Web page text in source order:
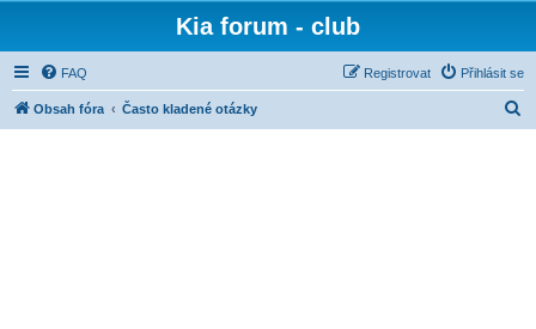
Kia forum - club
FAQ Přihlásit se
Registrovat
Obsah fóra Často kladené otázky